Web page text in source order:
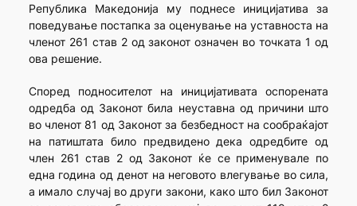
Република Македонија му поднесе иницијатива за
поведување постапка за оценување на уставноста на
членот 261 став 2 од законот означен во точката 1 од
ова решение.
Според подносителот на иницијативата оспорената
одредба од Законот била неуставна од причини што
во членот 81 од Законот за безбедност на сообраќајот
на патиштата било предвидено дека одредбите од
член 261 став 2 од Законот ќе се применувале по
една година од денот на неговото влегување во сила,
а имало случај во други закони, како што бил Законот